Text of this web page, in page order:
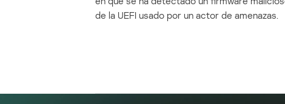
de la UEFI usado por un actor de amenazas.